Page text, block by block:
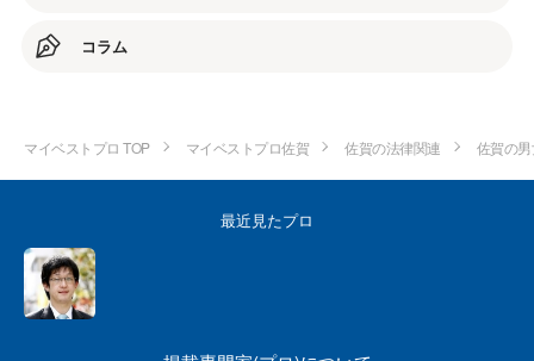
コラム
マイベストプロ TOP マイベストプロ佐賀 佐賀の法律関連 佐賀の
最近見たプロ